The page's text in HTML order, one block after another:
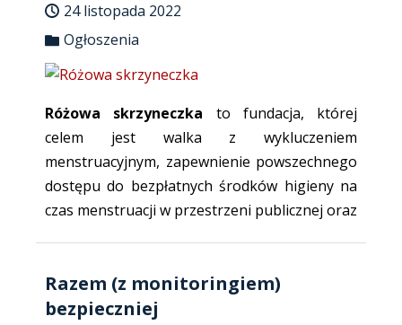
24 listopada 2022
Ogłoszenia
Różowa skrzyneczka to fundacja, której
celem jest walka z wykluczeniem
menstruacyjnym, zapewnienie powszechnego
dostępu do bezpłatnych środków higieny na
czas menstruacji w przestrzeni publicznej oraz
Razem (z monitoringiem)
bezpieczniej